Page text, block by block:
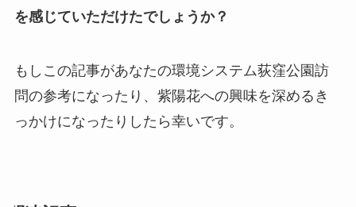
を感じていただけたでしょうか？
もしこの記事があなたの環境システム荻窪公園訪
問の参考になったり、紫陽花への興味を深めるき
っかけになったりしたら幸いです。